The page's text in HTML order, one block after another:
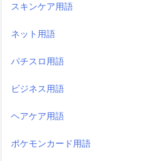
スキンケア用語
ネット用語
パチスロ用語
ビジネス用語
ヘアケア用語
ポケモンカード用語